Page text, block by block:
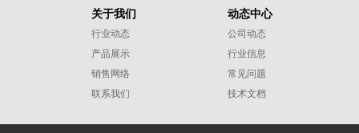
关于我们
行业动态
产品展示
销售网络
联系我们
动态中心
公司动态
行业信息
常见问题
技术文档